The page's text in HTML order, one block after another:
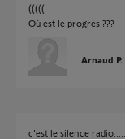
(((((
Où est le progrès ???
Arnaud P.
c'est le silence